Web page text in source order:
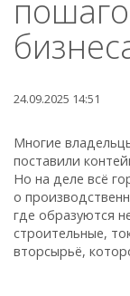
24.09.2025 14:51
Многие
поставили
Но на деле всё
о
где образуются
строительные,
вторсырьё,